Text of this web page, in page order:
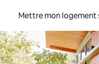
Mettre mon logement